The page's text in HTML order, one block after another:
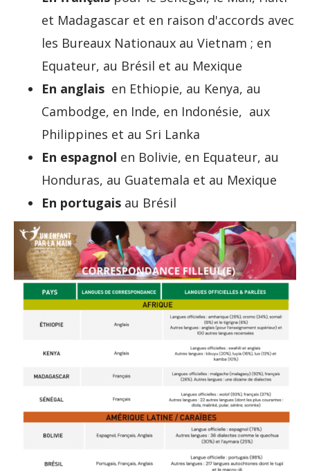
et Madagascar et en raison d'accords avec
les Bureaux Nationaux au Vietnam ; en
Equateur, au Brésil et au Mexique
En anglais en Ethiopie, au Kenya, au
Cambodge, en Inde, en Indonésie, aux
Philippines et au Sri Lanka
En espagnol en Bolivie, en Equateur, au
Honduras, au Guatemala et au Mexique
En portugais au Brésil